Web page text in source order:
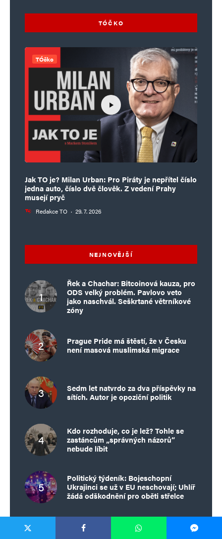
TÓČKO
TÓčko
Jak TO je? Milan Urban: Pro Piráty je nepřítel číslo
jedna auto, číslo dvě člověk. Z vedení Prahy
musejí pryč
Redakce TO · 29. 7. 2026
NEJNOVĚJŠÍ
Řek a Chachar: Bitcoinová kauza, pro
ODS velký problém. Pavlovo veto
jako naschvál. Seškrtané větrníkové
zóny
Prague Pride má štěstí, že v Česku
není masová muslimská migrace
Sedm let natvrdo za dva příspěvky na
sítích. Autor je opoziční politik
Kdo rozhoduje, co je lež? Tohle se
zastáncům „správných názorů“
nebude líbit
Politický týdeník: Bojeschopní
Ukrajinci se už v EU neschovají; Uhlíř
žádá odškodnění pro oběti střelce